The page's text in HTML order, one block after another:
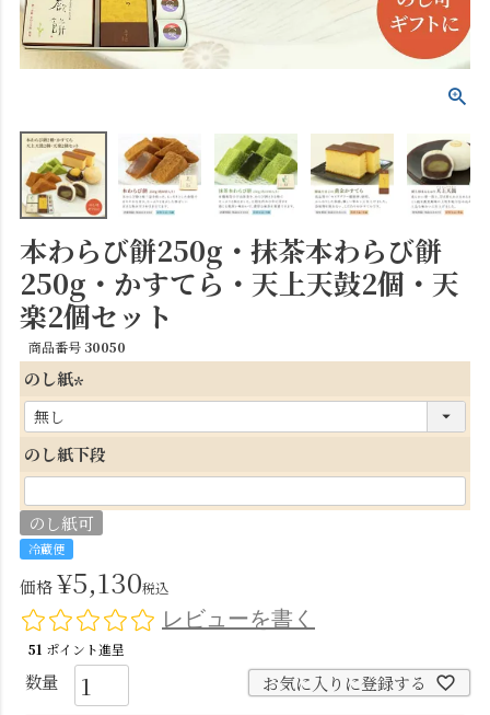
本わらび餅250g・抹茶本わらび餅
250g・かすてら・天上天鼓2個・天
楽2個セット
商品番号 30050
のし紙
必
須
のし紙下段
のし紙可
冷蔵便
価格¥5,130税込
レビューを書く
51 ポイント進呈
お気に入りに登録する